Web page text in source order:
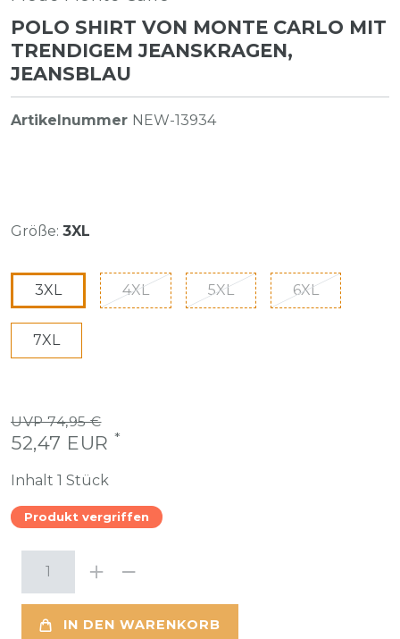
POLO SHIRT VON MONTE CARLO MIT
TRENDIGEM JEANSKRAGEN,
JEANSBLAU
Artikelnummer NEW-13934
Größe: 3XL
3XL 4XL 5XL 6XL
7XL
UVP 74,95 €
52,47 EUR *
Inhalt 1 Stück
Produkt vergriffen
IN DEN WARENKORB